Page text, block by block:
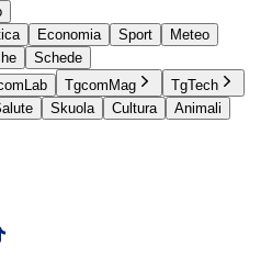
Economia Sport
Meteo
Schede
TgcomMag
TgTech
Skuola Cultura
Animali